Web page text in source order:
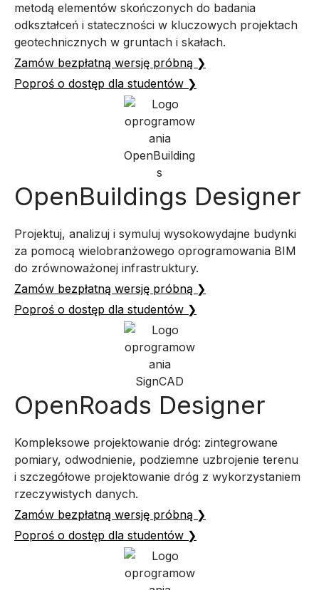
metodą elementów skończonych do badania
odkształceń i stateczności w kluczowych projektach
geotechnicznych w gruntach i skałach.
Zamów bezpłatną wersję próbną ❯
Poproś o dostęp dla studentów ❯
OpenBuildings Designer
Projektuj, analizuj i symuluj wysokowydajne budynki
za pomocą wielobranżowego oprogramowania BIM
do zrównoważonej infrastruktury.
Zamów bezpłatną wersję próbną ❯
Poproś o dostęp dla studentów ❯
OpenRoads Designer
Kompleksowe projektowanie dróg: zintegrowane
pomiary, odwodnienie, podziemne uzbrojenie terenu
i szczegółowe projektowanie dróg z wykorzystaniem
rzeczywistych danych.
Zamów bezpłatną wersję próbną ❯
Poproś o dostęp dla studentów ❯